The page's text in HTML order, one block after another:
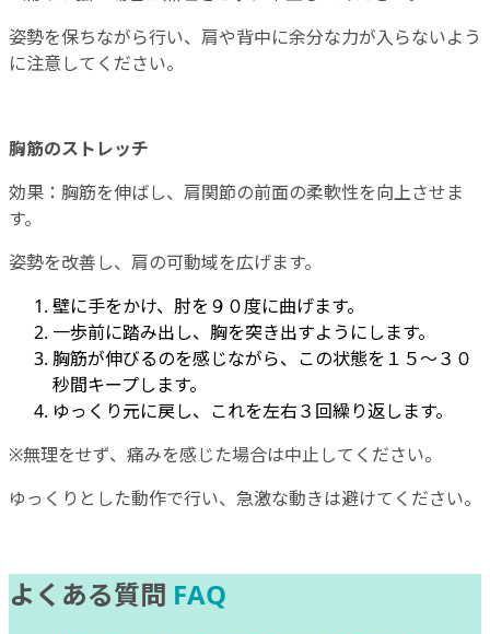
姿勢を保ちながら行い、肩や背中に余分な力が入らないよう
に注意してください。
胸筋のストレッチ
効果：胸筋を伸ばし、肩関節の前面の柔軟性を向上させま
す。
姿勢を改善し、肩の可動域を広げます。
壁に手をかけ、肘を９０度に曲げます。
一歩前に踏み出し、胸を突き出すようにします。
胸筋が伸びるのを感じながら、この状態を１５～３０
秒間キープします。
ゆっくり元に戻し、これを左右３回繰り返します。
※無理をせず、痛みを感じた場合は中止してください。
ゆっくりとした動作で行い、急激な動きは避けてください。
よくある質問 FAQ